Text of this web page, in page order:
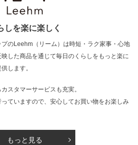
しを楽に楽しく
のLeehm（リーム）は時短・ラク家事・心地
した商品を通じて毎日のくらしをもっと楽に
します。
スタマーサービスも充実。
ていますので、安心してお買い物をお楽しみ
もっと見る